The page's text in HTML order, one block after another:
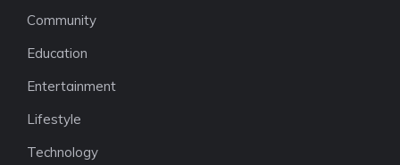
Community
Education
Entertainment
Lifestyle
Technology